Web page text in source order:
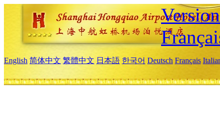
English 简体中文 繁體中文 日本語 한국어 Deutsch Français